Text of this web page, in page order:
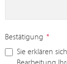
Bestätigung *
Sie erklären